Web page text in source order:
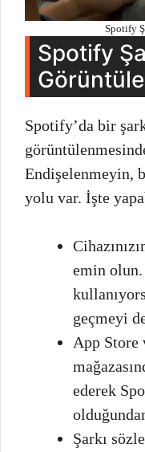
Spotify
Spotify
Spotify’da bir
Endişelenmeyin,
yolu var. İşte
emin olun.
geçmeyi
App Store
ederek
Şarkı